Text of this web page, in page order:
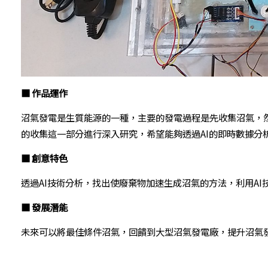
■ 作品運作
沼氣發電是生質能源的一種，主要的發電過程是先收集沼氣
的收集這一部分進行深入研究，希望能夠透過AI的即時數據
■ 創意特色
透過AI技術分析，找出使廢棄物加速生成沼氣的方法，利用
■ 發展潛能
未來可以將最佳條件沼氣，回饋到大型沼氣發電廠，提升沼氣